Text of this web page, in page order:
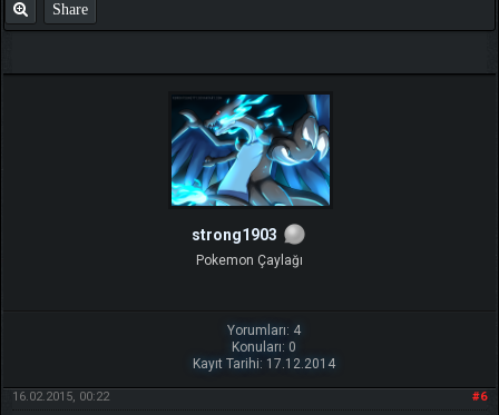
Share
strong1903
Pokemon Çaylağı
Yorumları: 4
Konuları: 0
Kayıt Tarihi: 17.12.2014
#6
16.02.2015, 00:22